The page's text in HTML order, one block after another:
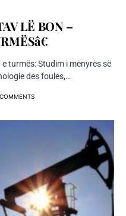
LË BON –
turmës: Studim i mënyrës së
des foules,…